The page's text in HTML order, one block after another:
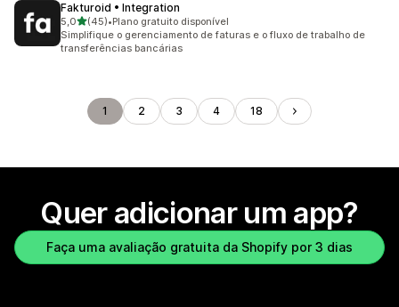
Fakturoid • Integration
5,0de 5 estrelas
(45)
45 avaliações ao todo
•Plano gratuito disponível
Simplifique o gerenciamento de faturas e o fluxo de trabalho de
transferências bancárias
1 2 3 4 18
Quer adicionar um app?
Faça uma avaliação gratuita da Shopify por 3 dias